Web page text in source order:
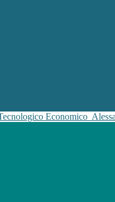
Economico